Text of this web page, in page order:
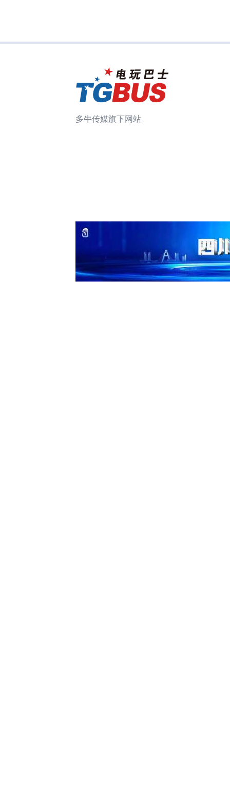
多牛传媒旗下网站